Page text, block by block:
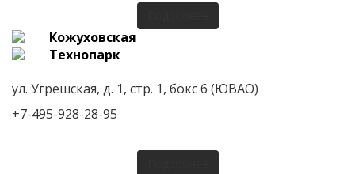
Кожуховская
Технопарк
ул. Угрешская, д. 1, стр. 1, бокс 6 (ЮВАО)
+7-495-928-28-95